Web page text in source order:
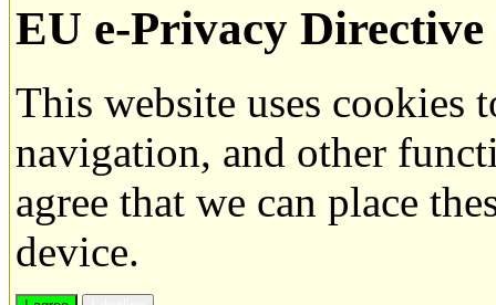
EU e-Privacy Directive
This website uses cookies
navigation, and other
agree that we can place
device.